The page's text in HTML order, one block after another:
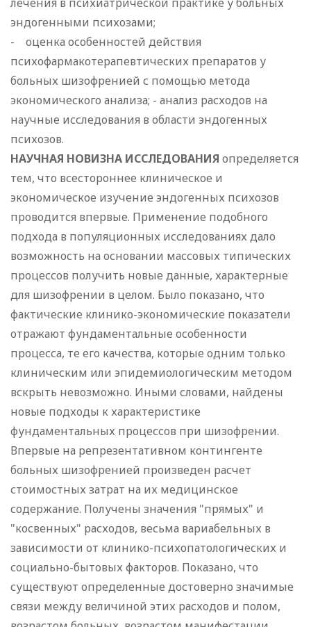
эндогенными психозами;
- оценка особенностей действия
психофармакотерапевтических препаратов у
больных шизофренией с помощью метода
экономического анализа; - анализ расходов на
научные исследования в области эндогенных
психозов.
НАУЧНАЯ НОВИЗНА ИССЛЕДОВАНИЯ определяется
тем, что всестороннее клиническое и
экономическое изучение эндогенных психозов
проводится впервые. Применение подобного
подхода в популяционных исследованиях дало
возможность на основании массовых типических
процессов получить новые данные, характерные
для шизофрении в целом. Было показано, что
фактические клинико-экономические показатели
отражают фундаментальные особенности
процесса, те его качества, которые одним только
клиническим или эпидемиологическим методом
вскрыть невозможно. Иными словами, найдены
новые подходы к характеристике
фундаментальных процессов при шизофрении.
Впервые на репрезентативном контингенте
больных шизофренией произведен расчет
стоимостных затрат на их медицинское
содержание. Получены значения "прямых" и
"косвенных" расходов, весьма вариабельных в
зависимости от клинико-психопатологических и
социально-бытовых факторов. Показано, что
существуют определенные достоверно значимые
связи между величиной этих расходов и полом,